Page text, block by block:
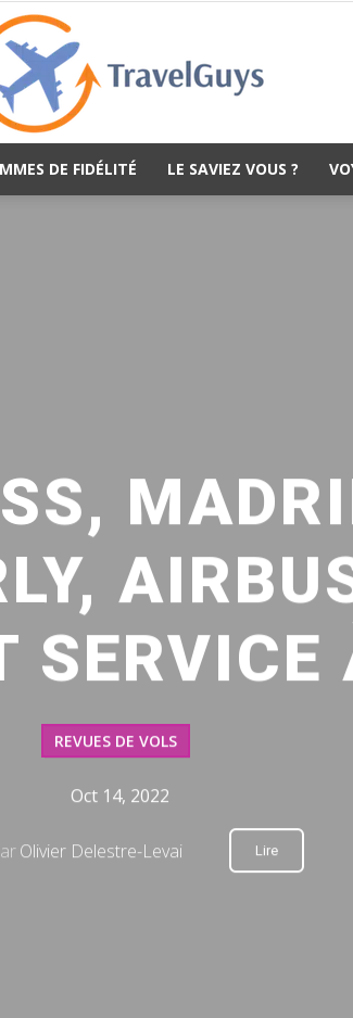
DE FIDÉLITÉ LE SAVIEZ VOUS ?
SERVICE
REVUES DE VOLS
Oct 14, 2022
Olivier Delestre-Levai Lire